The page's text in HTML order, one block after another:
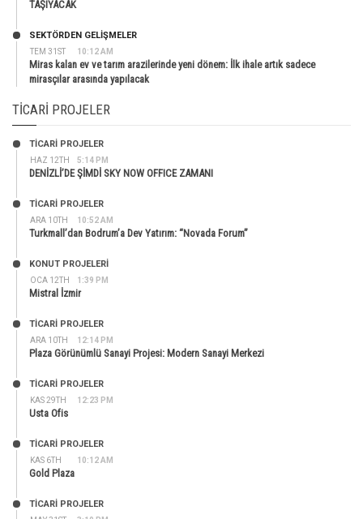
TAŞIYACAK
TEM 31ST 10:12 AM
SEKTÖRDEN GELIŞMELER
Miras kalan ev ve tarım arazilerinde yeni dönem: İlk ihale artık sadece
mirasçılar arasında yapılacak
TICARI PROJELER
HAZ 12TH 5:14 PM
TİCARİ PROJELER
DENİZLİ’DE ŞİMDİ SKY NOW OFFICE ZAMANI
ARA 10TH 10:52 AM
TİCARİ PROJELER
Turkmall’dan Bodrum’a Dev Yatırım: “Novada Forum”
OCA 12TH 1:39 PM
KONUT PROJELERI
Mistral İzmir
ARA 10TH 12:14 PM
TİCARİ PROJELER
Plaza Görünümlü Sanayi Projesi: Modern Sanayi Merkezi
KAS 29TH 12:23 PM
TİCARİ PROJELER
Usta Ofis
KAS 6TH 10:12 AM
TİCARİ PROJELER
Gold Plaza
TİCARİ PROJELER